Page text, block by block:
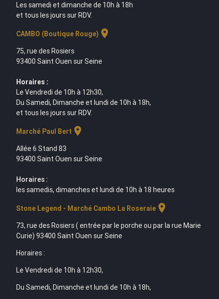
Les samedi et dimanche de 10h à 18h
et tous les jours sur RDV.
CAMBO (Boutique Rouge) location_on
75, rue des Rosiers
93400 Saint Ouen sur Seine
Horaires :
Le Vendredi de 10h à 12h30,
Du Samedi, Dimanche et lundi de 10h à 18h,
et tous les jours sur RDV.
Marché Paul Bert location_on
Allée 6 Stand 83
93400 Saint Ouen sur Seine
Horaires :
les samedis, dimanches et lundi de 10h à 18 heures
Stone Legend - Marché Cambo La Roseraielocation_on
73, rue des Rosiers ( entrée par le porche ou par la rue Marie
Curie) 93400 Saint Ouen sur Seine
Horaires :
Le Vendredi de 10h à 12h30,
Du Samedi, Dimanche et lundi de 10h à 18h,